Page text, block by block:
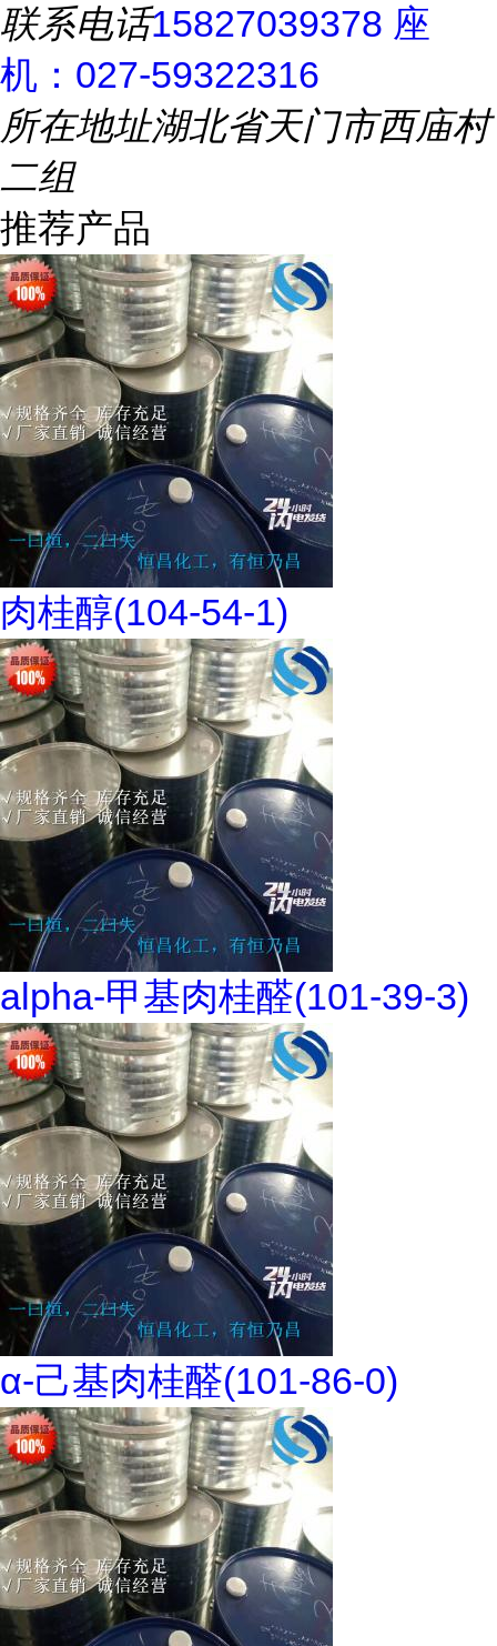
联系电话15827039378 座
机：027-59322316
所在地址湖北省天门市西庙村
二组
推荐产品
肉桂醇(104-54-1)
alpha-甲基肉桂醛(101-39-3)
α-己基肉桂醛(101-86-0)